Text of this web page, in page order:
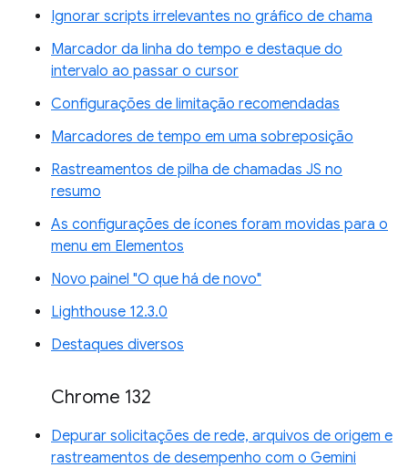
Ignorar scripts irrelevantes no gráfico de chama
Marcador da linha do tempo e destaque do
intervalo ao passar o cursor
Configurações de limitação recomendadas
Marcadores de tempo em uma sobreposição
Rastreamentos de pilha de chamadas JS no
resumo
As configurações de ícones foram movidas para o
menu em Elementos
Novo painel "O que há de novo"
Lighthouse 12.3.0
Destaques diversos
Chrome 132
Depurar solicitações de rede, arquivos de origem e
rastreamentos de desempenho com o Gemini